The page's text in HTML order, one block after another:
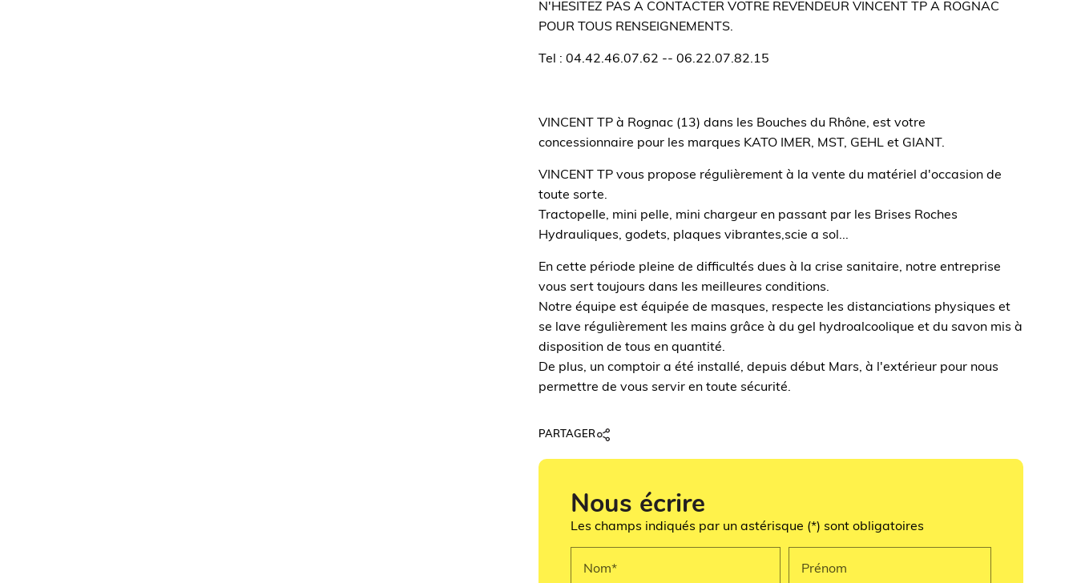
N'HESITEZ PAS A CONTACTER VOTRE REVENDEUR VINCENT TP A ROGNAC
POUR TOUS RENSEIGNEMENTS.
Tel : 04.42.46.07.62 -- 06.22.07.82.15
VINCENT TP à Rognac (13) dans les Bouches du Rhône, est votre
concessionnaire pour les marques KATO IMER, MST, GEHL et GIANT.
VINCENT TP vous propose régulièrement à la vente du matériel d'occasion de
toute sorte.
Tractopelle, mini pelle, mini chargeur en passant par les Brises Roches
Hydrauliques, godets, plaques vibrantes,scie a sol...
En cette période pleine de difficultés dues à la crise sanitaire, notre entreprise
vous sert toujours dans les meilleures conditions.
Notre équipe est équipée de masques, respecte les distanciations physiques et
se lave régulièrement les mains grâce à du gel hydroalcoolique et du savon mis à
disposition de tous en quantité.
De plus, un comptoir a été installé, depuis début Mars, à l'extérieur pour nous
permettre de vous servir en toute sécurité.
PARTAGER
Nous écrire
Les champs indiqués par un astérisque (*) sont obligatoires
Nom* Prénom